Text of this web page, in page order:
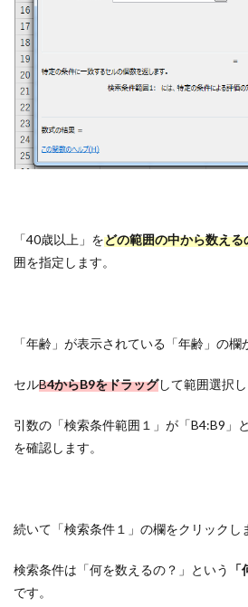
「40歳以上」をどの範囲の中から数える
囲を指定します。
「年齢」が表示されている「年齢」の
セルB4からB9をドラッグして範囲選択し
引数の「検索条件範囲１」が「B4:B9」
を確認します。
続いて「検索条件１」の欄をクリックし
検索条件は「何を数えるの？」という
です。